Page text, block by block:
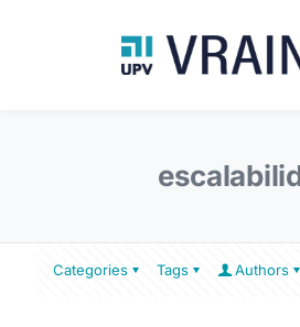
Categories Tags Authors